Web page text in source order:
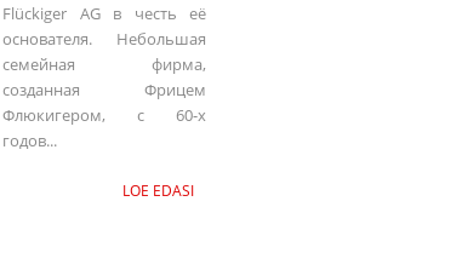
Flückiger AG в честь её
основателя. Небольшая
семейная фирма,
созданная Фрицем
Флюкигером, с 60-х
годов...
LOE EDASI